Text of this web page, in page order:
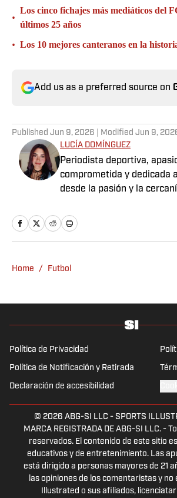
•
Los cinco fichajes más mediáticos del
últimos 25 años
• Los 10 mejores canteranos en la
Add us as a preferred source on
Published Jun 9, 2026 | Modified Jun 9,
LUCÍA DOMÍNGUEZ
Periodista deportiva,
comprometida y dedicada
desde la pasión y la
Home / Futbol
Política de Privacidad
Política de Notificación y Retirada
Declaración de accesibilidad
© 2026 ABG-SI LLC - SPORTS
MARCA REGISTRADA DE ABG-SI LLC. -
reservados. El contenido de este sitio
educativos y de entretenimiento. Las
está dirigido a personas mayores de 21
las opiniones de los comentaristas y no
Illustrated o sus afiliados,